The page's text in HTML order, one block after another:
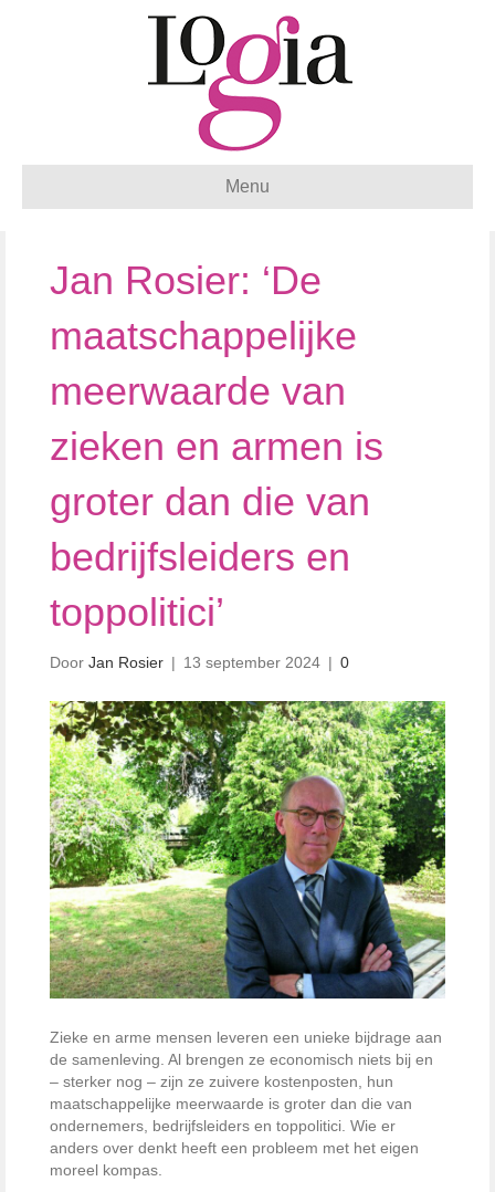
Menu
Jan Rosier: ‘De
maatschappelijke
meerwaarde van
zieken en armen is
groter dan die van
bedrijfsleiders en
toppolitici’
Door Jan Rosier | 13 september 2024 | 0
Zieke en arme mensen leveren een unieke bijdrage aan
de samenleving. Al brengen ze economisch niets bij en
– sterker nog – zijn ze zuivere kostenposten, hun
maatschappelijke meerwaarde is groter dan die van
ondernemers, bedrijfsleiders en toppolitici. Wie er
anders over denkt heeft een probleem met het eigen
moreel kompas.